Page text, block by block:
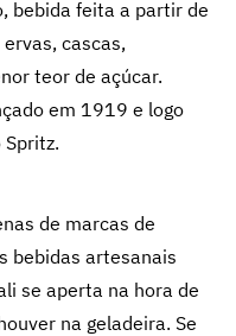
bebida feita a partir de
cascas,
teor de açúcar.
em 1919 e logo
de marcas de
bebidas artesanais
se aperta na hora de
na geladeira. Se